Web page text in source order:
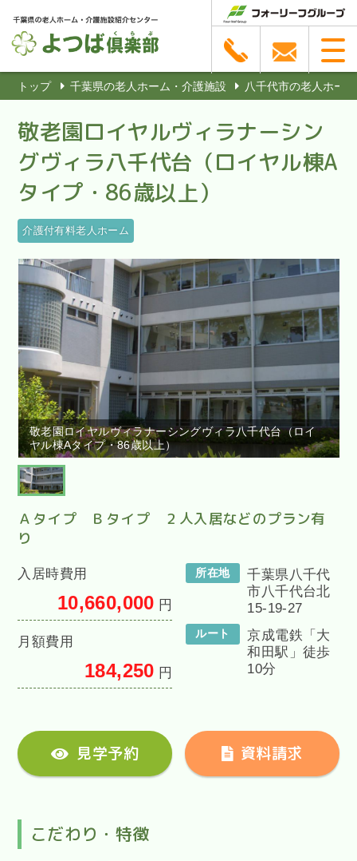
トップ 千葉県の老人ホーム・介護施設 八千代市の老人ホー
敬老園ロイヤルヴィラナーシン
グヴィラ八千代台（ロイヤル棟A
タイプ・86歳以上）
介護付有料老人ホーム
敬老園ロイヤルヴィラナーシングヴィラ八千代台（ロイ
ヤル棟Aタイプ・86歳以上）
Ａタイプ Ｂタイプ ２人入居などのプラン有
り
入居時費用
10,660,000 円
月額費用
184,250 円
所在地
千葉県八千代
市八千代台北
15-19-27
ルート
京成電鉄「大
和田駅」徒歩
10分
見学予約 資料請求
こだわり・特徴